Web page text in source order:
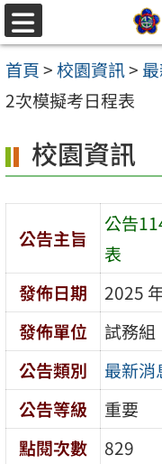
跳至主要內容區
選
單
首頁>校園資訊>
2次模擬考日程表
校園資訊
公告主旨
公告
表
發佈日期
2025
發佈單位
試務組
公告類別
最新消
公告等級
重要
點閱次數
829